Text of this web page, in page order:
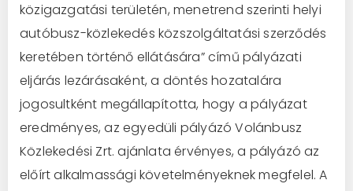
közigazgatási területén, menetrend szerinti helyi
autóbusz-közlekedés közszolgáltatási szerződés
keretében történő ellátására” című pályázati
eljárás lezárásaként, a döntés hozatalára
jogosultként megállapította, hogy a pályázat
eredményes, az egyedüli pályázó Volánbusz
Közlekedési Zrt. ajánlata érvényes, a pályázó az
előírt alkalmassági követelményeknek megfelel. A